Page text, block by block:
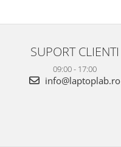
SUPORT CLIENTI
09:00 - 17:00
info@laptoplab.ro